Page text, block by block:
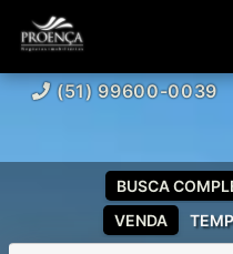
(51) 99600-0039
VENDA
BUSCA